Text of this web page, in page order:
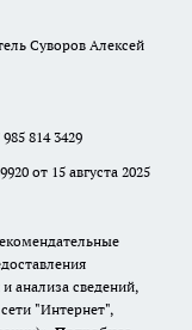
Суворов Алексей
814 3429
от 15 августа 2025
анализа сведений,
"Интернет",